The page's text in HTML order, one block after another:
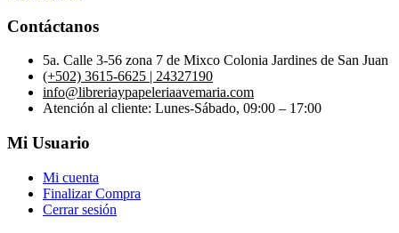
Contáctanos
5a. Calle 3-56 zona 7 de Mixco Colonia Jardines de San Juan
(+502) 3615-6625 | 24327190
info@libreriaypapeleriaavemaria.com
Atención al cliente: Lunes-Sábado, 09:00 – 17:00
Mi Usuario
Mi cuenta
Finalizar Compra
Cerrar sesión